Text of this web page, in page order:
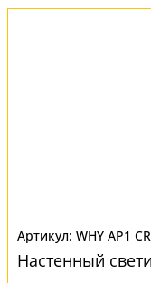
WHY AP1
Настенный